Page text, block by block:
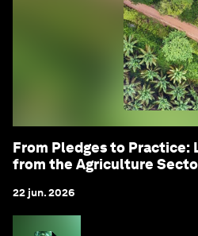
From Pledges to Practice:
from the Agriculture
22 jun. 2026